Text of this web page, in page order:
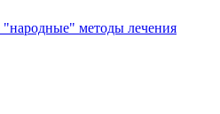
методы лечения